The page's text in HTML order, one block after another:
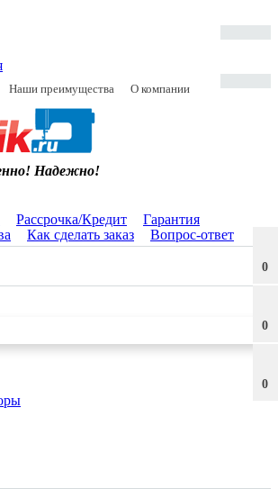
Наши преимущества О компании
0
0
0
Надежно!
Рассрочка/Кредит
Гарантия
Как сделать заказ Вопрос-ответ